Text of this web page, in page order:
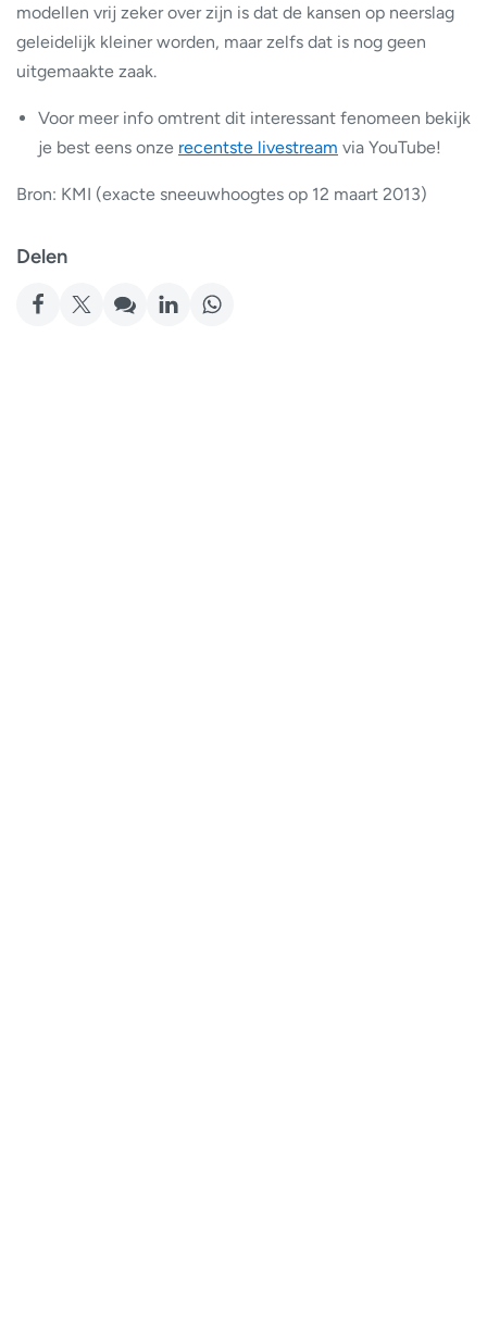
modellen vrij zeker over zijn is dat de kansen op neerslag
geleidelijk kleiner worden, maar zelfs dat is nog geen
uitgemaakte zaak.
Voor meer info omtrent dit interessant fenomeen bekijk
je best eens onze recentste livestream via YouTube!
Bron: KMI (exacte sneeuwhoogtes op 12 maart 2013)
Delen